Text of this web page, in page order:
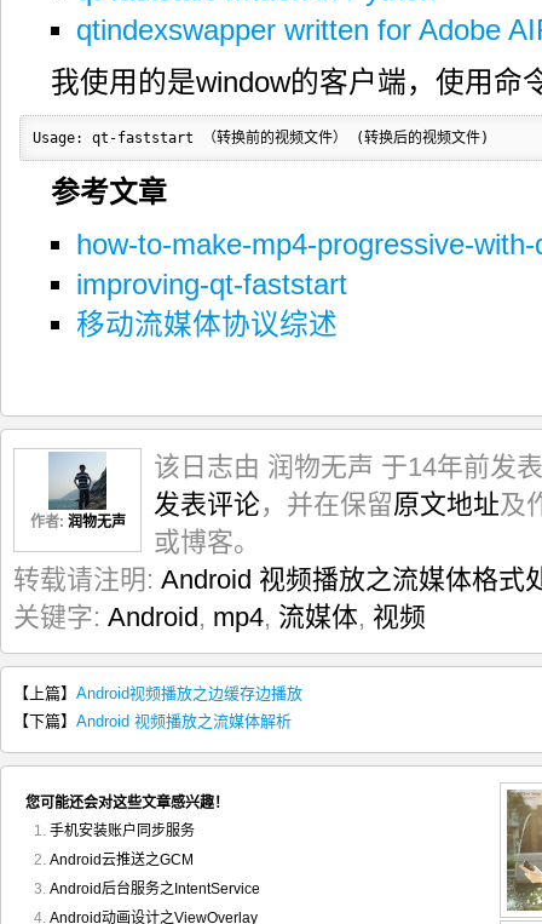
qtindexswapper written for Adobe
我使用的是window的客户端，使用命
Usage: qt-faststart （转换前的视频文件） (转换后的视频文件)
参考文章
how-to-make-mp4-progressive-
improving-qt-faststart
移动流媒体协议综述
作者: 润物无声
该日志由 润物无声 于14年前发
发表评论，并在保留原文地址及
或博客。
转载请注明: Android 视频播放之流媒体格式
关键字: Android, mp4, 流媒体, 视频
【上篇】 Android视频播放之边缓存边播放
【下篇】 Android 视频播放之流媒体解析
您可能还会对这些文章感兴趣！
手机安装账户同步服务
Android云推送之GCM
Android后台服务之IntentService
Android动画设计之ViewOverlay